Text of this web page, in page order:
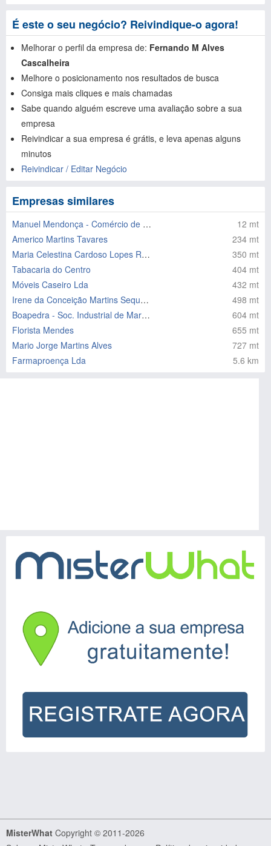
É este o seu negócio? Reivindique-o agora!
Melhorar o perfil da empresa de: Fernando M Alves
Cascalheira
Melhore o posicionamento nos resultados de busca
Consiga mais cliques e mais chamadas
Sabe quando alguém escreve uma avaliação sobre a sua
empresa
Reivindicar a sua empresa é grátis, e leva apenas alguns
minutos
Reivindicar / Editar Negócio
Empresas similares
Manuel Mendonça - Comércio de Material Informatico
12 mt
Americo Martins Tavares
234 mt
Maria Celestina Cardoso Lopes Rodrigues
350 mt
Tabacaria do Centro
404 mt
Móveis Caseiro Lda
432 mt
Irene da Conceição Martins Sequeira
498 mt
Boapedra - Soc. Industrial de Marmores
604 mt
Florista Mendes
655 mt
Mario Jorge Martins Alves
727 mt
Farmaproença Lda
5.6 km
MisterWhat Copyright © 2011-2026